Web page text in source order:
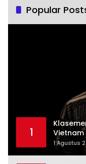
Popular
1
Vietnam
Posisi
1 Agustus